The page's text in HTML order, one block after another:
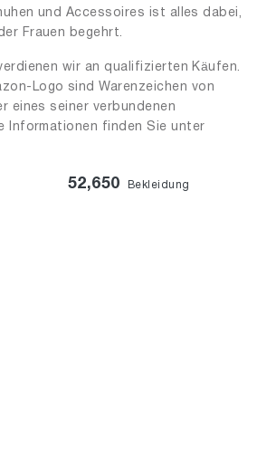
und Accessoires ist alles dabei,
Frauen begehrt.
wir an qualifizierten Käufen.
Logo sind Warenzeichen von
eines seiner verbundenen
Informationen finden Sie unter
52,650 Bekleidung